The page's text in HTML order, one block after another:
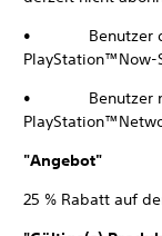
• Benutzer
PlayStation™Now-
• Benutzer
"Angebot"
25 % Rabatt auf